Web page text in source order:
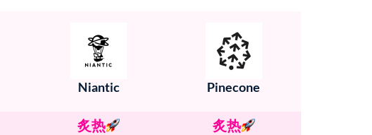
Niantic
炙热
Pinecone
炙热